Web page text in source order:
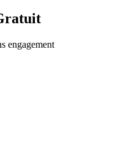
engagement